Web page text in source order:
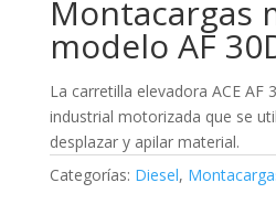
Montacargas
modelo AF
La carretilla elevadora ACE AF
industrial motorizada que se
desplazar y apilar material.
Categorías: Diesel,